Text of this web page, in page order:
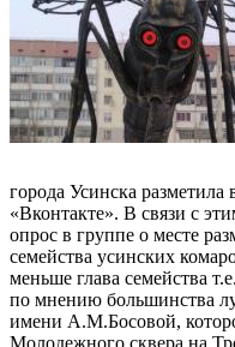
города Усинска разметила
«Вконтакте». В связи с
опрос в группе о месте
семейства усинских
меньше глава семейства
по мнению большинства
имени А.М.Босовой,
Молодежного сквера на